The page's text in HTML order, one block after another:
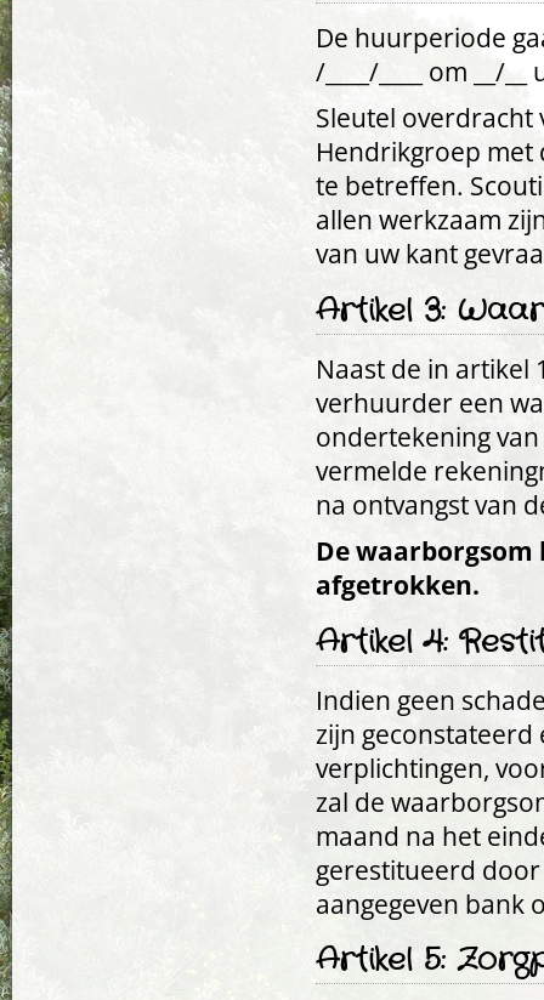
De huurperiode
/____/____ om __/__
Sleutel overdracht
Hendrikgroep
te betreffen.
allen werkzaam
van uw kant
Artikel 3:
Naast de in artikel
verhuurder een
ondertekening
vermelde
na ontvangst van
De
afgetrokken.
Artikel 4:
Indien geen
zijn
verplichtingen,
zal de
maand na het
gerestitueerd
aangegeven bank
Artikel 5: